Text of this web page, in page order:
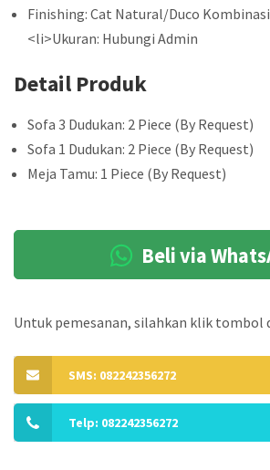
Finishing: Cat Natural/Duco
<li>Ukuran: Hubungi Admin
Detail Produk
Sofa 3 Dudukan: 2 Piece (By Request)
Sofa 1 Dudukan: 2 Piece (By Request)
Meja Tamu: 1 Piece (By Request)
Beli via
Untuk pemesanan, silahkan klik tombol
SMS: 082242356272
Telp: 082242356272